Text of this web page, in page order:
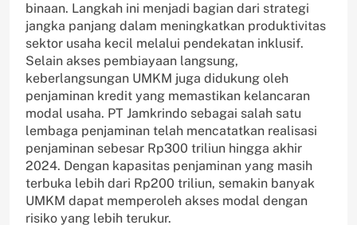
binaan. Langkah ini menjadi bagian dari strategi
jangka panjang dalam meningkatkan produktivitas
sektor usaha kecil melalui pendekatan inklusif.
Selain akses pembiayaan langsung,
keberlangsungan UMKM juga didukung oleh
penjaminan kredit yang memastikan kelancaran
modal usaha. PT Jamkrindo sebagai salah satu
lembaga penjaminan telah mencatatkan realisasi
penjaminan sebesar Rp300 triliun hingga akhir
2024. Dengan kapasitas penjaminan yang masih
terbuka lebih dari Rp200 triliun, semakin banyak
UMKM dapat memperoleh akses modal dengan
risiko yang lebih terukur.